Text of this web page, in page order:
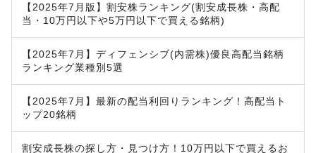
【2025年7月版】割安株ランキング(割安成長株・高配
当・10万円以下や5万円以下で買える銘柄)
【2025年7月】ディフェンシブ(内需株)優良高配当銘柄
ランキング業種別5選
【2025年7月】最新の配当利回りランキング！高配当ト
ップ20銘柄
割安成長株の探し方・見つけ方！10万円以下で買えるお